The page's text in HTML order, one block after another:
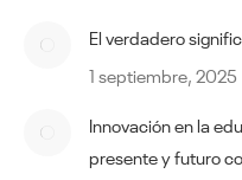
El verdadero
1 septiembre, 2025
Innovación en la
presente y futuro